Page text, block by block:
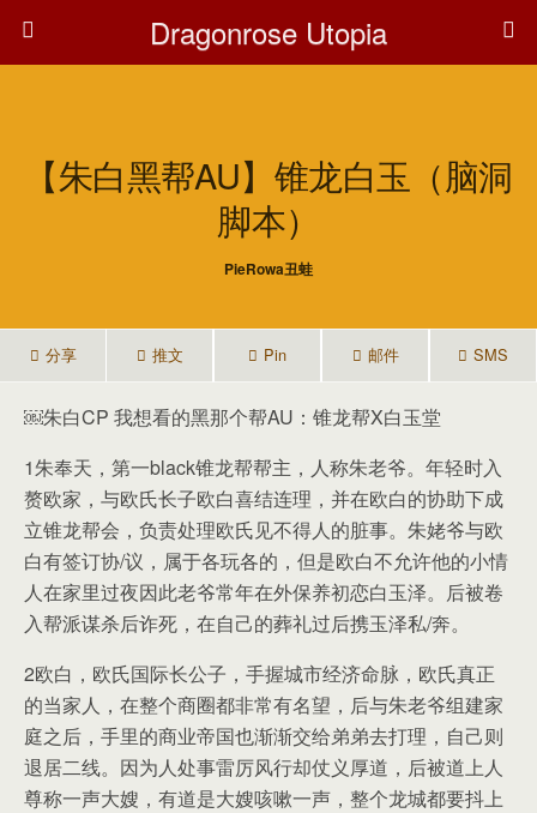
Dragonrose Utopia
【朱白黑帮AU】锥龙白玉（脑洞
脚本）
PieRowa丑蛙
分享 推文 Pin 邮件 SMS
￼朱白CP 我想看的黑那个帮AU：锥龙帮X白玉堂
1朱奉天，第一black锥龙帮帮主，人称朱老爷。年轻时入
赘欧家，与欧氏长子欧白喜结连理，并在欧白的协助下成
立锥龙帮会，负责处理欧氏见不得人的脏事。朱姥爷与欧
白有签订协/议，属于各玩各的，但是欧白不允许他的小情
人在家里过夜因此老爷常年在外保养初恋白玉泽。后被卷
入帮派谋杀后诈死，在自己的葬礼过后携玉泽私/奔。
2欧白，欧氏国际长公子，手握城市经济命脉，欧氏真正
的当家人，在整个商圈都非常有名望，后与朱老爷组建家
庭之后，手里的商业帝国也渐渐交给弟弟去打理，自己则
退居二线。因为人处事雷厉风行却仗义厚道，后被道上人
尊称一声大嫂，有道是大嫂咳嗽一声，整个龙城都要抖上